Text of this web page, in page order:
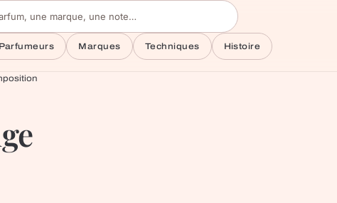
un parfum
Parfumeurs Marques Techniques Histoire